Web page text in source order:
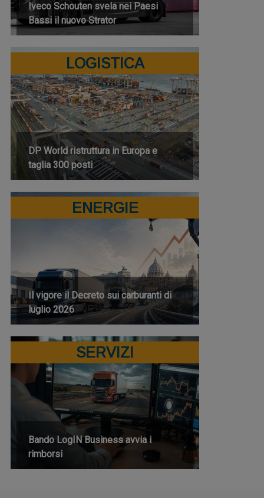
Iveco Schouten svela nei Paesi
Bassi il nuovo Strator
LOGISTICA
DP World ristruttura in Europa e
taglia 300 posti
ENERGIE
Il vigore il Decreto sui carburanti di
luglio 2026
SERVIZI
Bando LogIN Business avvia i
rimborsi